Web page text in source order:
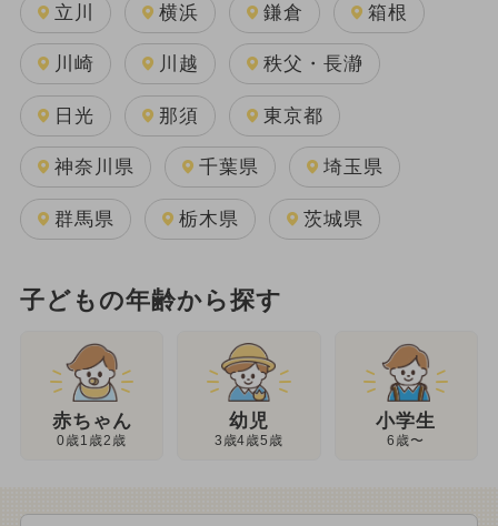
立川 横浜 鎌倉 箱根
川崎 川越 秩父・長瀞
日光 那須 東京都
神奈川県 千葉県 埼玉県
群馬県 栃木県 茨城県
子どもの年齢から探す
赤ちゃん
0歳1歳2歳
幼児
3歳4歳5歳
小学生
6歳〜